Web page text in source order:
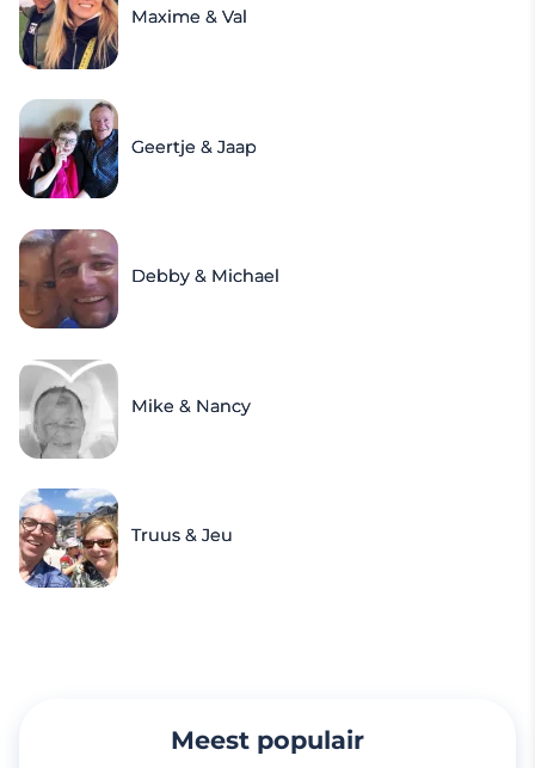
Maxime & Val
Geertje & Jaap
Debby & Michael
Mike & Nancy
Truus & Jeu
Meest populair